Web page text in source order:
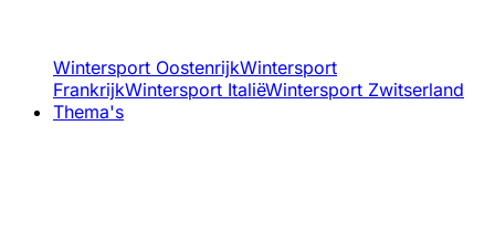
Wintersport OostenrijkWintersport
FrankrijkWintersport ItaliëWintersport Zwitserland
Thema's